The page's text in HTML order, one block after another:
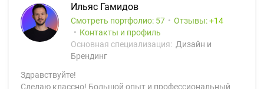
Ильяc Гамидов
Смотреть портфолио: 57 Отзывы:
14
Контакты и профиль
Основная специализация: Дизайн и
Брендинг
Здравствуйте!
Сделаю классно! Большой опыт и профессиональный